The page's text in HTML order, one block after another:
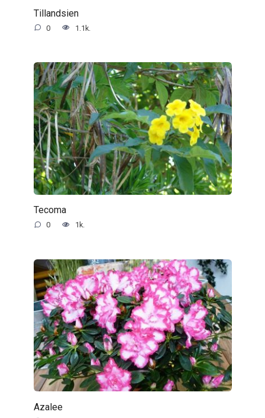
Tillandsien
0 1.1k.
Tecoma
0 1k.
Azalee